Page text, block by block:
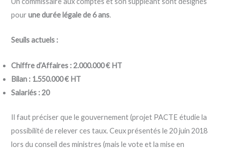
pourune durée légale de 6 ans.
Seuils actuels :
Chiffre d’Affaires : 2.000.000 € HT
Bilan : 1.550.000 € HT
Salariés : 20
Il faut préciser que le gouvernement (projet PACTE étudie la
possibilité de relever ces taux. Ceux présentés le 20 juin 2018
lors du conseil des ministres (mais le vote et la mise en